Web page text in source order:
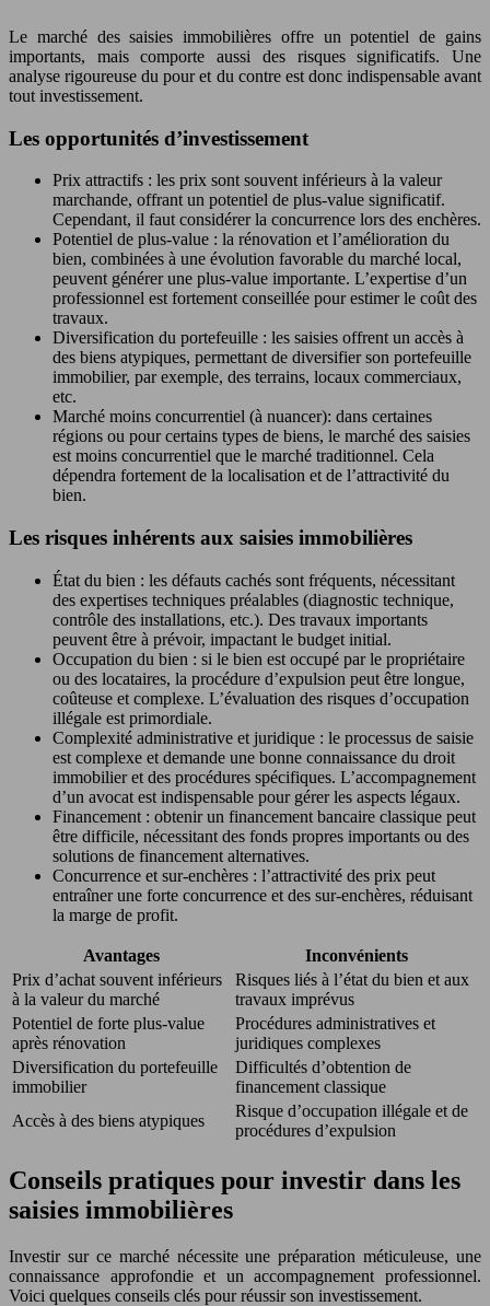
Le marché des saisies immobilières offre un potentiel de gains
importants, mais comporte aussi des risques significatifs. Une
analyse rigoureuse du pour et du contre est donc indispensable avant
tout investissement.
Les opportunités d’investissement
Prix attractifs : les prix sont souvent inférieurs à la valeur
marchande, offrant un potentiel de plus-value significatif.
Cependant, il faut considérer la concurrence lors des enchères.
Potentiel de plus-value : la rénovation et l’amélioration du
bien, combinées à une évolution favorable du marché local,
peuvent générer une plus-value importante. L’expertise d’un
professionnel est fortement conseillée pour estimer le coût des
travaux.
Diversification du portefeuille : les saisies offrent un accès à
des biens atypiques, permettant de diversifier son portefeuille
immobilier, par exemple, des terrains, locaux commerciaux,
etc.
Marché moins concurrentiel (à nuancer): dans certaines
régions ou pour certains types de biens, le marché des saisies
est moins concurrentiel que le marché traditionnel. Cela
dépendra fortement de la localisation et de l’attractivité du
bien.
Les risques inhérents aux saisies immobilières
État du bien : les défauts cachés sont fréquents, nécessitant
des expertises techniques préalables (diagnostic technique,
contrôle des installations, etc.). Des travaux importants
peuvent être à prévoir, impactant le budget initial.
Occupation du bien : si le bien est occupé par le propriétaire
ou des locataires, la procédure d’expulsion peut être longue,
coûteuse et complexe. L’évaluation des risques d’occupation
illégale est primordiale.
Complexité administrative et juridique : le processus de saisie
est complexe et demande une bonne connaissance du droit
immobilier et des procédures spécifiques. L’accompagnement
d’un avocat est indispensable pour gérer les aspects légaux.
Financement : obtenir un financement bancaire classique peut
être difficile, nécessitant des fonds propres importants ou des
solutions de financement alternatives.
Concurrence et sur-enchères : l’attractivité des prix peut
entraîner une forte concurrence et des sur-enchères, réduisant
la marge de profit.
Avantages
Inconvénients
Prix d’achat souvent inférieurs
à la valeur du marché
Risques liés à l’état du bien et aux
travaux imprévus
Potentiel de forte plus-value
après rénovation
Procédures administratives et
juridiques complexes
Diversification du portefeuille
immobilier
Difficultés d’obtention de
financement classique
Accès à des biens atypiques
Risque d’occupation illégale et de
procédures d’expulsion
Conseils pratiques pour investir dans les
saisies immobilières
Investir sur ce marché nécessite une préparation méticuleuse, une
connaissance approfondie et un accompagnement professionnel.
Voici quelques conseils clés pour réussir son investissement.